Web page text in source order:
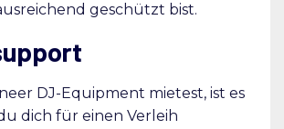
geschützt bist.
DJ-Equipment mietest, ist es
dich für einen Verleih